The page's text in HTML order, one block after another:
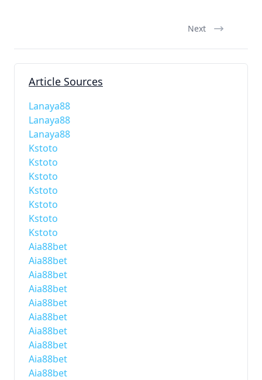
Next
Article Sources
Lanaya88
Lanaya88
Lanaya88
Kstoto
Kstoto
Kstoto
Kstoto
Kstoto
Kstoto
Kstoto
Aia88bet
Aia88bet
Aia88bet
Aia88bet
Aia88bet
Aia88bet
Aia88bet
Aia88bet
Aia88bet
Aia88bet